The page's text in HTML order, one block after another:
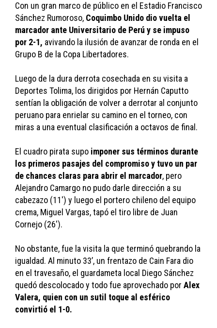
Con un gran marco de público en el Estadio Francisco
Sánchez Rumoroso, Coquimbo Unido dio vuelta el
marcador ante Universitario de Perú y se impuso
por 2-1, avivando la ilusión de avanzar de ronda en el
Grupo B de la Copa Libertadores.
Luego de la dura derrota cosechada en su visita a
Deportes Tolima, los dirigidos por Hernán Caputto
sentían la obligación de volver a derrotar al conjunto
peruano para enrielar su camino en el torneo, con
miras a una eventual clasificación a octavos de final.
El cuadro pirata supo imponer sus términos durante
los primeros pasajes del compromiso y tuvo un par
de chances claras para abrir el marcador, pero
Alejandro Camargo no pudo darle dirección a su
cabezazo (11') y luego el portero chileno del equipo
crema, Miguel Vargas, tapó el tiro libre de Juan
Cornejo (26').
No obstante, fue la visita la que terminó quebrando la
igualdad. Al minuto 33’, un frentazo de Cain Fara dio
en el travesaño, el guardameta local Diego Sánchez
quedó descolocado y todo fue aprovechado por Alex
Valera, quien con un sutil toque al esférico
convirtió el 1-0.